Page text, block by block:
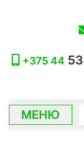
+375 44
МЕНЮ